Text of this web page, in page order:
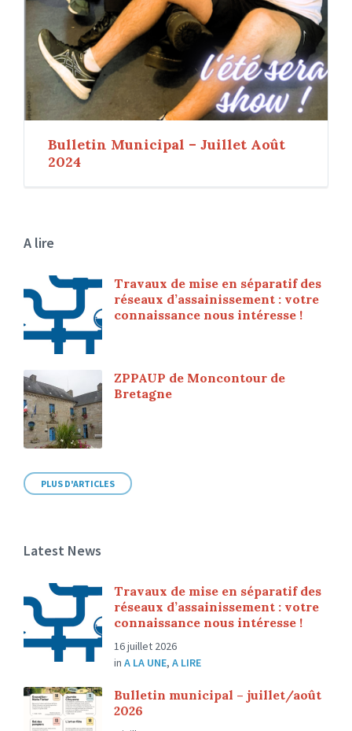
Bulletin Municipal – Juillet Août
2024
A lire
Travaux de mise en séparatif des
réseaux d’assainissement : votre
connaissance nous intéresse !
ZPPAUP de Moncontour de
Bretagne
PLUS D'ARTICLES
Latest News
Travaux de mise en séparatif des
réseaux d’assainissement : votre
connaissance nous intéresse !
16 juillet 2026
in A LA UNE, A LIRE
Bulletin municipal – juillet/août
2026